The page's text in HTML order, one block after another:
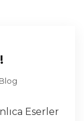
Blog
Eserler